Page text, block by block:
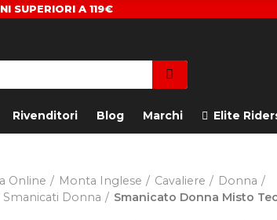
SUPERIORI A 119€
Rivenditori Blog Marchi Elite
Online Monta Inglese Cavaliere
Donna
Smanicati Donna Smanicato Donna Misto